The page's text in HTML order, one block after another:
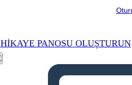
HIKAYE PANOSU OLUŞTURUN